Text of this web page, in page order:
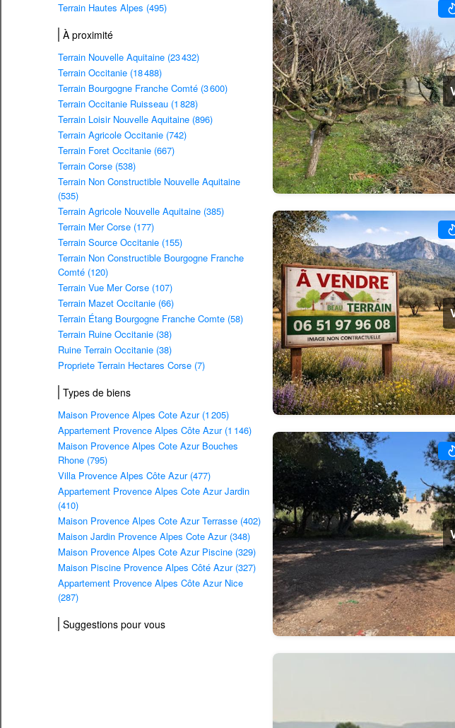
Terrain Hautes Alpes (495)
À proximité
Terrain Nouvelle Aquitaine (23 432)
Terrain Occitanie (18 488)
Terrain Bourgogne Franche Comté (3 600)
Terrain Occitanie Ruisseau (1 828)
Terrain Loisir Nouvelle Aquitaine (896)
Terrain Agricole Occitanie (742)
Terrain Foret Occitanie (667)
Terrain Corse (538)
Terrain Non Constructible Nouvelle Aquitaine
(535)
Terrain Agricole Nouvelle Aquitaine (385)
Terrain Mer Corse (177)
Terrain Source Occitanie (155)
Terrain Non Constructible Bourgogne Franche
Comté (120)
Terrain Vue Mer Corse (107)
Terrain Mazet Occitanie (66)
Terrain Étang Bourgogne Franche Comte (58)
Terrain Ruine Occitanie (38)
Ruine Terrain Occitanie (38)
Propriete Terrain Hectares Corse (7)
Types de biens
Maison Provence Alpes Cote Azur (1 205)
Appartement Provence Alpes Côte Azur (1 146)
Maison Provence Alpes Cote Azur Bouches
Rhone (795)
Villa Provence Alpes Côte Azur (477)
Appartement Provence Alpes Cote Azur Jardin
(410)
Maison Provence Alpes Cote Azur Terrasse (402)
Maison Jardin Provence Alpes Cote Azur (348)
Maison Provence Alpes Cote Azur Piscine (329)
Maison Piscine Provence Alpes Côté Azur (327)
Appartement Provence Alpes Côte Azur Nice
(287)
Suggestions pour vous